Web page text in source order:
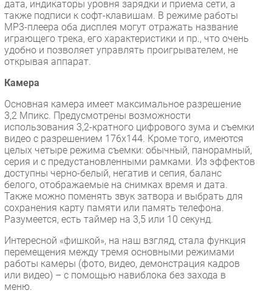
дата, индикаторы уровня зарядки и приема сети, а
также подписи к софт-клавишам. В режиме работы
МР3-плеера оба дисплея могут отражать название
играющего трека, его характеристики и пр., что очень
удобно и позволяет управлять проигрывателем, не
открывая аппарат.
Камера
Основная камера имеет максимальное разрешение
3,2 Мпикс. Предусмотрены возможности
использования 3,2-кратного цифрового зума и съемки
видео с разрешением 176х144. Кроме того, имеются
целых четыре режима съемки: обычный, панорамный,
серия и с предустановленными рамками. Из эффектов
доступны черно-белый, негатив и сепия, баланс
белого, отображаемые на снимках время и дата.
Также можно поменять звук затвора и выбрать для
сохранения карту памяти или память телефона.
Разумеется, есть таймер на 3,5 или 10 секунд.
Интересной «фишкой», на наш взгляд, стала функция
перемещения между тремя основными режимами
работы камеры (фото, видео, демонстрация кадров
или видео) – с помощью навиблока без захода в
меню.